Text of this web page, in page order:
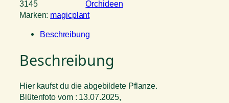
3145
Orchideen
Marken: magicplant
Beschreibung
Beschreibung
Hier kaufst du die abgebildete Pflanze.
Blütenfoto vom : 13.07.2025,